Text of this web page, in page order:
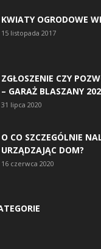
KWIATY OGRODOWE
15 listopada 2017
ZGŁOSZENIE CZY
– GARAŻ BLASZANY
31 lipca 2020
O CO SZCZEGÓLNIE
URZĄDZAJĄC DOM?
16 czerwca 2020